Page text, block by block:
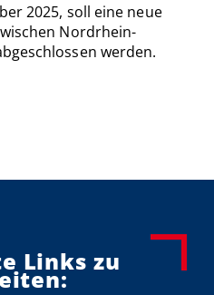
2025, soll eine neue
Nordrhein-
werden.
Links zu